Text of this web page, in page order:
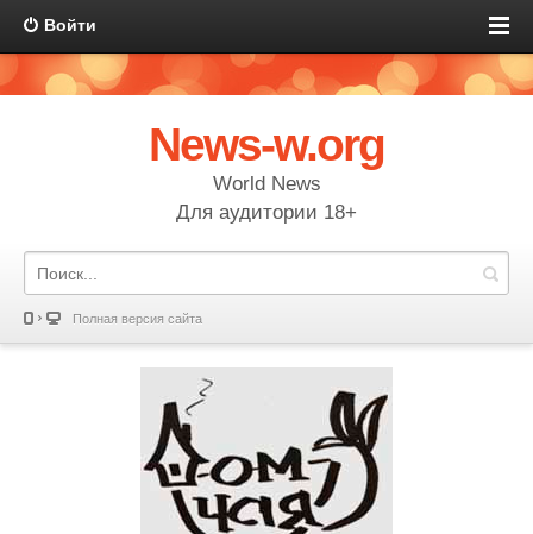
Войти
News-w.org
World News
Для аудитории 18+
Полная версия сайта